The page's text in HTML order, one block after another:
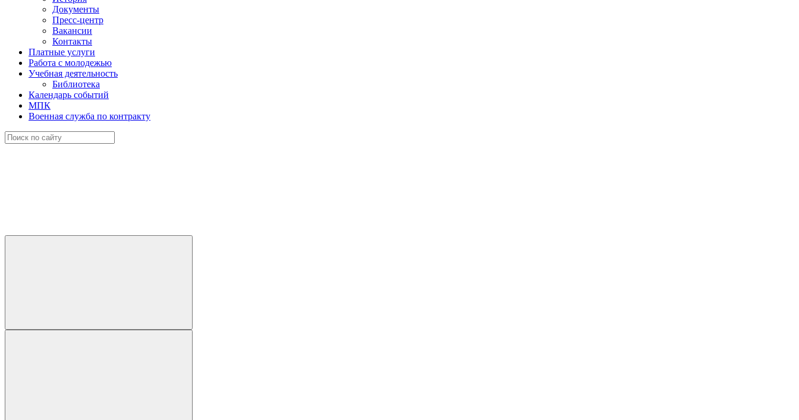
Документы
Пресс-центр
Вакансии
Контакты
Платные услуги
Работа с молодежью
Учебная деятельность
Библиотека
Календарь событий
МПК
Военная служба по контракту